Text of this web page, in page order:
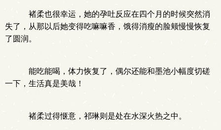
褚柔也很幸运，她的孕吐反应在四个月的时候突然消
失了，从那以后她变得吃嘛嘛香，饿得消瘦的脸颊慢慢恢复
了圆润。
能吃能喝，体力恢复了，偶尔还能和墨池小幅度切磋
一下，生活真是美哉！
褚柔过得惬意，祁琳则是处在水深火热之中。